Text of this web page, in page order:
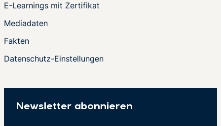
E-Learnings mit Zertifikat
Mediadaten
Fakten
Datenschutz-Einstellungen
Newsletter abonnieren